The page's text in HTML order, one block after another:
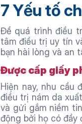
7 Yếu tố
Để quá trình điều
tâm điều trị uy tín
bạn hài lòng và an
Được cấp giấy
Hiện nay, nhu cầu
điều trị nám da
và gửi gắm niềm
động bởi họ có đầy